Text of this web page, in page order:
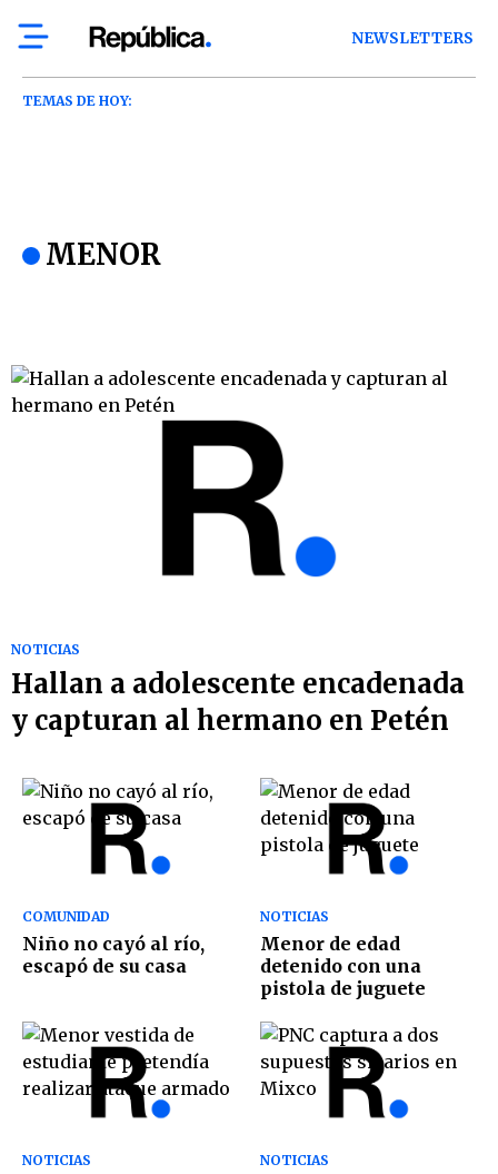
NEWSLETTERS
TEMAS DE HOY:
MENOR
NOTICIAS
Hallan a adolescente encadenada
y capturan al hermano en Petén
COMUNIDAD
Niño no cayó al río,
escapó de su casa
NOTICIAS
Menor de edad
detenido con una
pistola de juguete
NOTICIAS NOTICIAS